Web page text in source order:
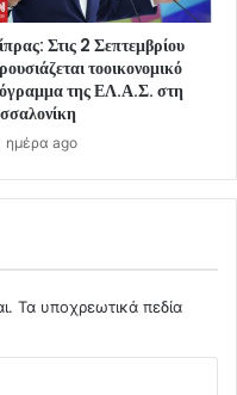
Στις 2 Σεπτεμβρίου
τοοικονομικό
της ΕΛ.Α.Σ. στη
ημέρα ago
Τα υποχρεωτικά πεδία